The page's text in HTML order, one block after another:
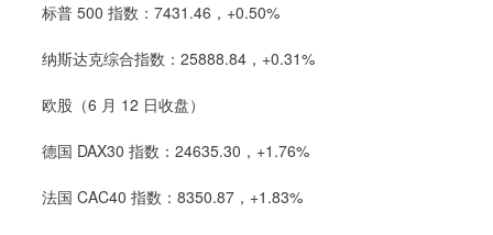
标普 500 指数：7431.46，+0.50%
纳斯达克综合指数：25888.84，+0.31%
欧股（6 月 12 日收盘）
德国 DAX30 指数：24635.30，+1.76%
法国 CAC40 指数：8350.87，+1.83%